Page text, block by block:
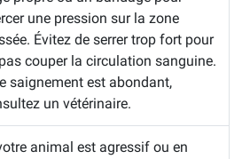
une pression sur la zone
Évitez de serrer trop fort pour
couper la circulation sanguine.
saignement est abondant,
un vétérinaire.
animal est agressif ou en